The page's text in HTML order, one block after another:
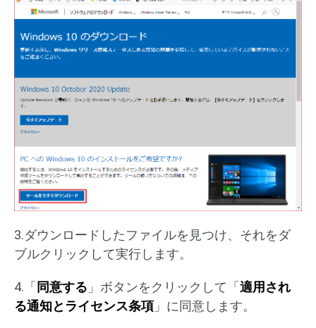
3.ダウンロードしたファイルを見つけ、それをダ
ブルクリックして実行します。
4.「同意する 」ボタンをクリックして「適用され
る通知とライセンス条項 」に同意します。